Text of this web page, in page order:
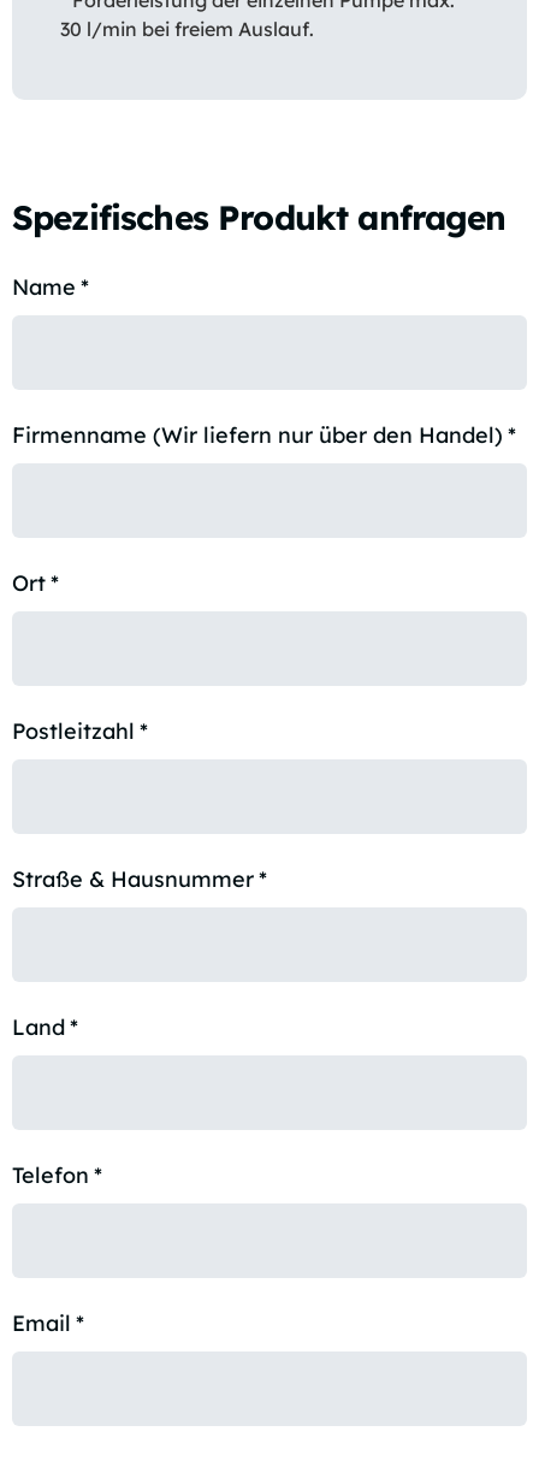
30 l/min bei freiem Auslauf.
Spezifisches Produkt anfragen
Name *
Firmenname (Wir liefern nur über den Handel) *
Ort*
Postleitzahl *
Straße & Hausnummer*
Land*
Telefon *
Email *